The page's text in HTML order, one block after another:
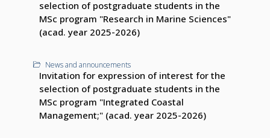
selection of postgraduate students in the
MSc program "Research in Marine Sciences"
(acad. year 2025-2026)
News and announcements
Invitation for expression of interest for the
selection of postgraduate students in the
MSc program "Integrated Coastal
Management;" (acad. year 2025-2026)